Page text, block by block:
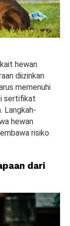
hewan
diizinkan
memenuhi
sertifikat
Langkah-
hewan
risiko
dari